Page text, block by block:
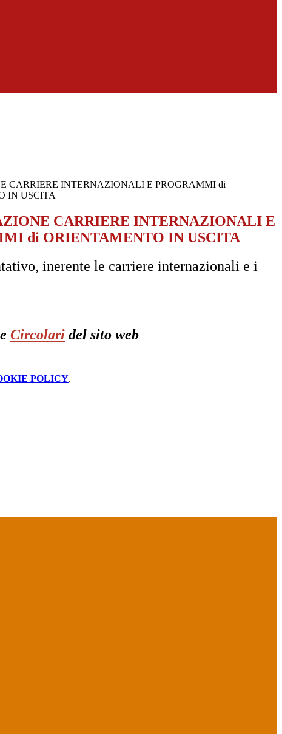
CARRIERE INTERNAZIONALI E PROGRAMMI di
IN USCITA
CARRIERE INTERNAZIONALI E
di ORIENTAMENTO IN USCITA
inerente le carriere internazionali e i
Circolari del sito web
POLICY.